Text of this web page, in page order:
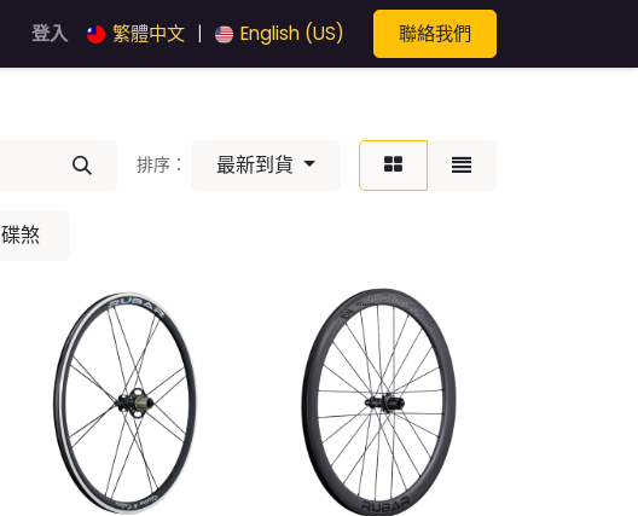
登入 繁體中文 English (US) 聯絡我們
排序： 最新到貨
碟煞